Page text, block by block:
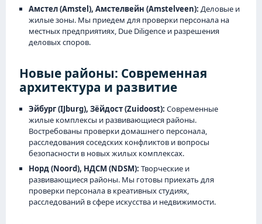
Амстел (Amstel), Амстелвейн (Amstelveen): Деловые и
жилые зоны. Мы приедем для проверки персонала на
местных предприятиях, Due Diligence и разрешения
деловых споров.
Новые районы: Современная
архитектура и развитие
Эйбург (IJburg), Зёйдост (Zuidoost): Современные
жилые комплексы и развивающиеся районы.
Востребованы проверки домашнего персонала,
расследования соседских конфликтов и вопросы
безопасности в новых жилых комплексах.
Норд (Noord), НДСМ (NDSM): Творческие и
развивающиеся районы. Мы готовы приехать для
проверки персонала в креативных студиях,
расследований в сфере искусства и недвижимости.